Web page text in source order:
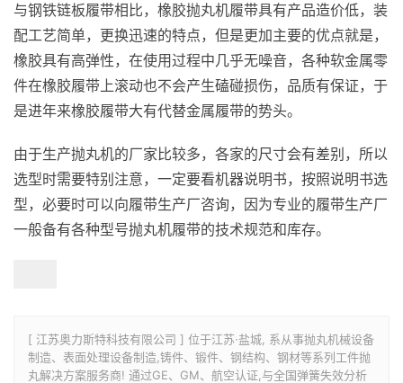
与钢铁链板履带相比，橡胶抛丸机履带具有产品造价低，装
配工艺简单，更换迅速的特点，但是更加主要的优点就是，
橡胶具有高弹性，在使用过程中几乎无噪音，各种软金属零
件在橡胶履带上滚动也不会产生磕碰损伤，品质有保证，于
是进年来橡胶履带大有代替金属履带的势头。
由于生产抛丸机的厂家比较多，各家的尺寸会有差别，所以
选型时需要特别注意，一定要看机器说明书，按照说明书选
型，必要时可以向履带生产厂咨询，因为专业的履带生产厂
一般备有各种型号抛丸机履带的技术规范和库存。
[ 江苏奥力斯特科技有限公司 ] 位于江苏·盐城, 系从事抛丸机械设备
制造、表面处理设备制造,铸件、锻件、钢结构、钢材等系列工件抛
丸解决方案服务商! 通过GE、GM、航空认证,与全国弹簧失效分析